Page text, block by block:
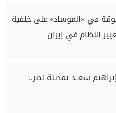
في «الموساد» على خلفية
النظام في إيران
سعيد بمدينة نصر..